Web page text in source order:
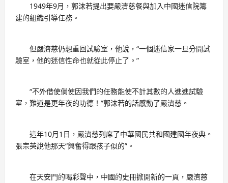
1949年9月，郭沫若提出要嚴濟慈餐與加入中國迷信院籌
建的組織引導任務。
但嚴濟慈仍想重回試驗室，他說，“一個迷信家一旦分開試
驗室，他的迷信性命也就從此停止了。”
“不外借使倘使因我們的任務能使不計其數的人進進試驗
室，難道是更年夜的功德！”郭沫若的話感動了嚴濟慈。
這年10月1日，嚴濟慈列席了中華國民共和國建國年夜典。
張宗英說他那天“興奮得跟孩子似的”。
在天安門的喝彩聲中，中國的史冊掀開新的一頁，嚴濟慈